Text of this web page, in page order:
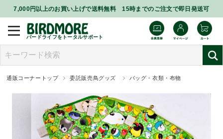
7,000円以上のお買い上げで送料無料 15時までのご注文で即日発送可
バードライフをトータルサポート
通販コーナートップ 委託販売鳥グッズ バッグ・衣類・布物